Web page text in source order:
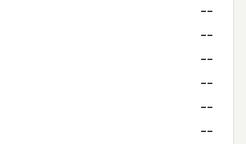
--
--
--
--
--
--